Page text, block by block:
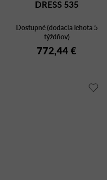
DRESS 535
Dostupné (dodacia lehota 5
týždňov)
772,44 €